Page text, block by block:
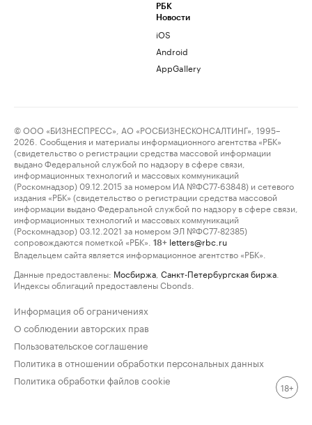
РБК
Новости
iOS
Android
AppGallery
© ООО «БИЗНЕСПРЕСС», АО «РОСБИЗНЕСКОНСАЛТИНГ», 1995–
2026. Сообщения и материалы информационного агентства «РБК»
(свидетельство о регистрации средства массовой информации
выдано Федеральной службой по надзору в сфере связи,
информационных технологий и массовых коммуникаций
(Роскомнадзор) 09.12.2015 за номером ИА №ФС77-63848) и сетевого
издания «РБК» (свидетельство о регистрации средства массовой
информации выдано Федеральной службой по надзору в сфере связи,
информационных технологий и массовых коммуникаций
(Роскомнадзор) 03.12.2021 за номером ЭЛ №ФС77-82385)
сопровождаются пометкой «РБК».
18+ letters@rbc.ru
Владельцем сайта является информационное агентство «РБК».
Данные предоставлены: Мосбиржа Санкт-Петербургская биржа
Индексы облигаций предоставлены Cbonds.
Информация об ограничениях
О соблюдении авторских прав
Пользовательское соглашение
Политика в отношении обработки персональных данных
Политика обработки файлов cookie
18+